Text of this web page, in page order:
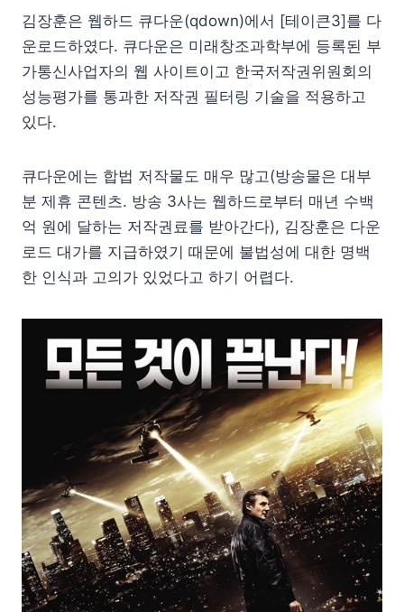
김장훈은 웹하드 큐다운(qdown)에서 [테이큰3]를 다
운로드하였다. 큐다운은 미래창조과학부에 등록된 부
가통신사업자의 웹 사이트이고 한국저작권위원회의
성능평가를 통과한 저작권 필터링 기술을 적용하고
있다.
큐다운에는 합법 저작물도 매우 많고(방송물은 대부
분 제휴 콘텐츠. 방송 3사는 웹하드로부터 매년 수백
억 원에 달하는 저작권료를 받아간다), 김장훈은 다운
로드 대가를 지급하였기 때문에 불법성에 대한 명백
한 인식과 고의가 있었다고 하기 어렵다.